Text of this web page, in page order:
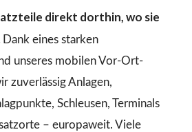
direkt dorthin, wo sie
Dank eines starken
unseres mobilen Vor-Ort-
zuverlässig Anlagen,
Schleusen, Terminals
– europaweit. Viele